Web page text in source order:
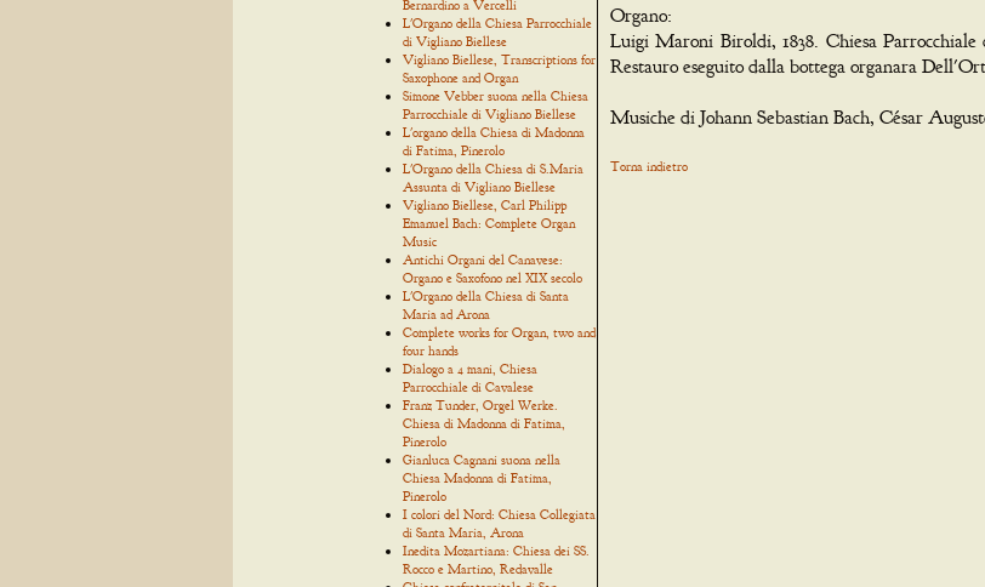
Bernardino a Vercelli
L'Organo della Chiesa Parrocchiale
di Vigliano Biellese
Vigliano Biellese, Transcriptions for
Saxophone and Organ
Simone Vebber suona nella Chiesa
Parrocchiale di Vigliano Biellese
L'organo della Chiesa di Madonna
di Fatima, Pinerolo
L'Organo della Chiesa di S.Maria
Assunta di Vigliano Biellese
Vigliano Biellese, Carl Philipp
Emanuel Bach: Complete Organ
Music
Antichi Organi del Canavese:
Organo e Saxofono nel XIX secolo
L'Organo della Chiesa di Santa
Maria ad Arona
Complete works for Organ, two and
four hands
Dialogo a 4 mani, Chiesa
Parrocchiale di Cavalese
Franz Tunder, Orgel Werke.
Chiesa di Madonna di Fatima,
Pinerolo
Gianluca Cagnani suona nella
Chiesa Madonna di Fatima,
Pinerolo
I colori del Nord: Chiesa Collegiata
di Santa Maria, Arona
Inedita Mozartiana: Chiesa dei SS.
Rocco e Martino, Redavalle
Organo:
Luigi Maroni Biroldi, 1838. Chiesa Parrocchiale
Restauro eseguito dalla bottega organara
Musiche di Johann Sebastian Bach, César
Torna indietro